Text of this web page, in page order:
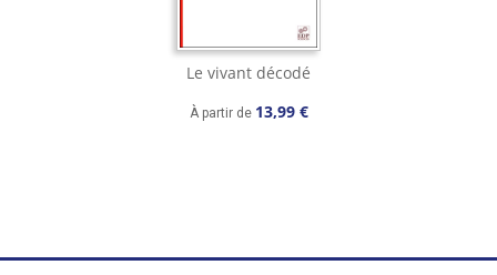
Le vivant décodé
À partir de 13,99 €